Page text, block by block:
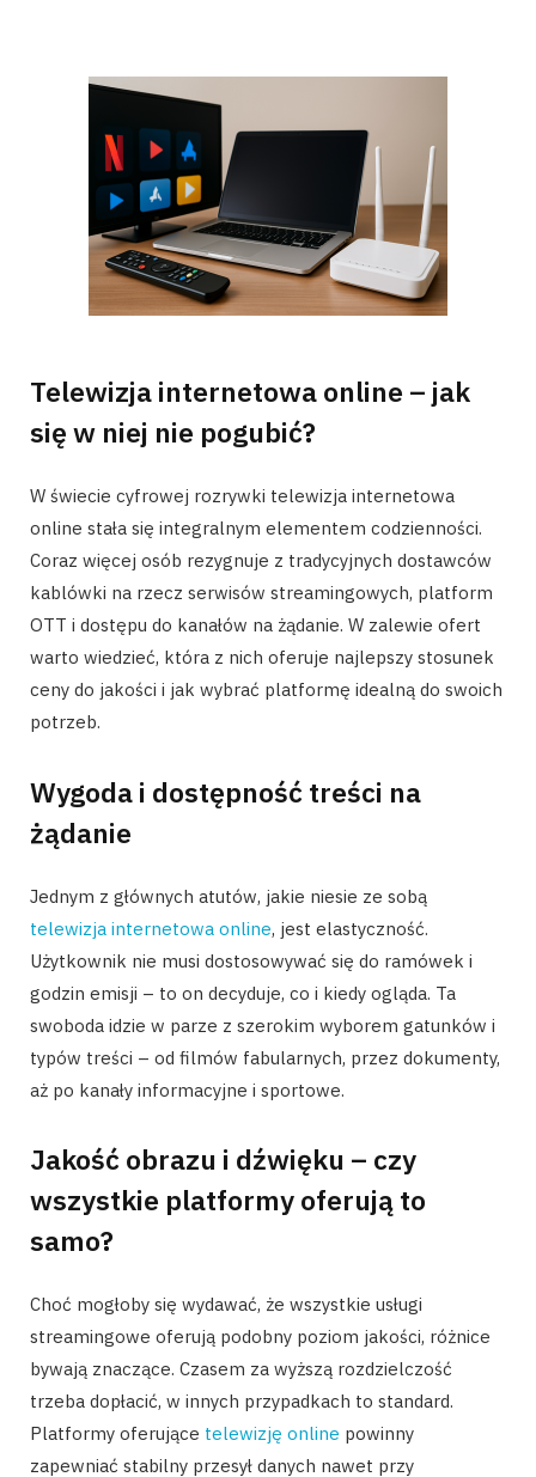
Telewizja internetowa online – jak
się w niej nie pogubić?
W świecie cyfrowej rozrywki telewizja internetowa
online stała się integralnym elementem codzienności.
Coraz więcej osób rezygnuje z tradycyjnych dostawców
kablówki na rzecz serwisów streamingowych, platform
OTT i dostępu do kanałów na żądanie. W zalewie ofert
warto wiedzieć, która z nich oferuje najlepszy stosunek
ceny do jakości i jak wybrać platformę idealną do swoich
potrzeb.
Wygoda i dostępność treści na
żądanie
Jednym z głównych atutów, jakie niesie ze sobą
telewizja internetowa online, jest elastyczność.
Użytkownik nie musi dostosowywać się do ramówek i
godzin emisji – to on decyduje, co i kiedy ogląda. Ta
swoboda idzie w parze z szerokim wyborem gatunków i
typów treści – od filmów fabularnych, przez dokumenty,
aż po kanały informacyjne i sportowe.
Jakość obrazu i dźwięku – czy
wszystkie platformy oferują to
samo?
Choć mogłoby się wydawać, że wszystkie usługi
streamingowe oferują podobny poziom jakości, różnice
bywają znaczące. Czasem za wyższą rozdzielczość
trzeba dopłacić, w innych przypadkach to standard.
Platformy oferujące telewizję online powinny
zapewniać stabilny przesył danych nawet przy